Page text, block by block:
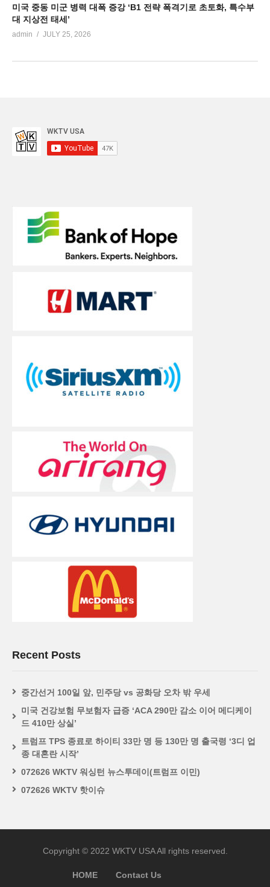
미국 중동 미군 병력 대폭 증강 ‘B1 전략 폭격기로 초토화, 특수부
대 지상전 태세’
admin JULY 25, 2026
Recent Posts
중간선거 100일 앞, 민주당 vs 공화당 오차 밖 우세
미국 건강보험 무보험자 급증 ‘ACA 290만 감소 이어 메디케이
드 410만 상실’
트럼프 TPS 종료로 하이티 33만 명 등 130만 명 출국령 ‘3디 업
종 대혼란 시작’
072626 WKTV 워싱턴 뉴스투데이(트럼프 이민)
072626 WKTV 핫이슈
Copyright © 2022 WKTV USA All rights reserved.
HOME Contact Us